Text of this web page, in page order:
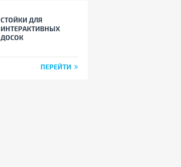
СТОЙКИ ДЛЯ
ИНТЕРАКТИВНЫХ
ДОСОК
ПЕРЕЙТИ